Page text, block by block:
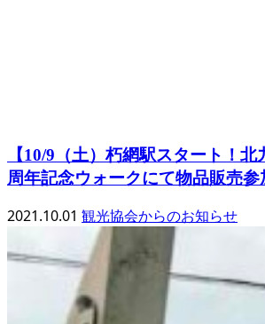
【10/9（土）朽網駅スタート！
周年記念ウォークにて物品販売参
2021.10.01 観光協会からのお知らせ